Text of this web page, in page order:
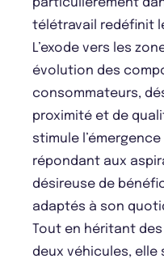
particulièrement
télétravail redéfinit
L’exode vers les
évolution des
consommateurs,
proximité et de
stimule
répondant aux
désireuse de
adaptés à son
Tout en héritant
deux véhicules,